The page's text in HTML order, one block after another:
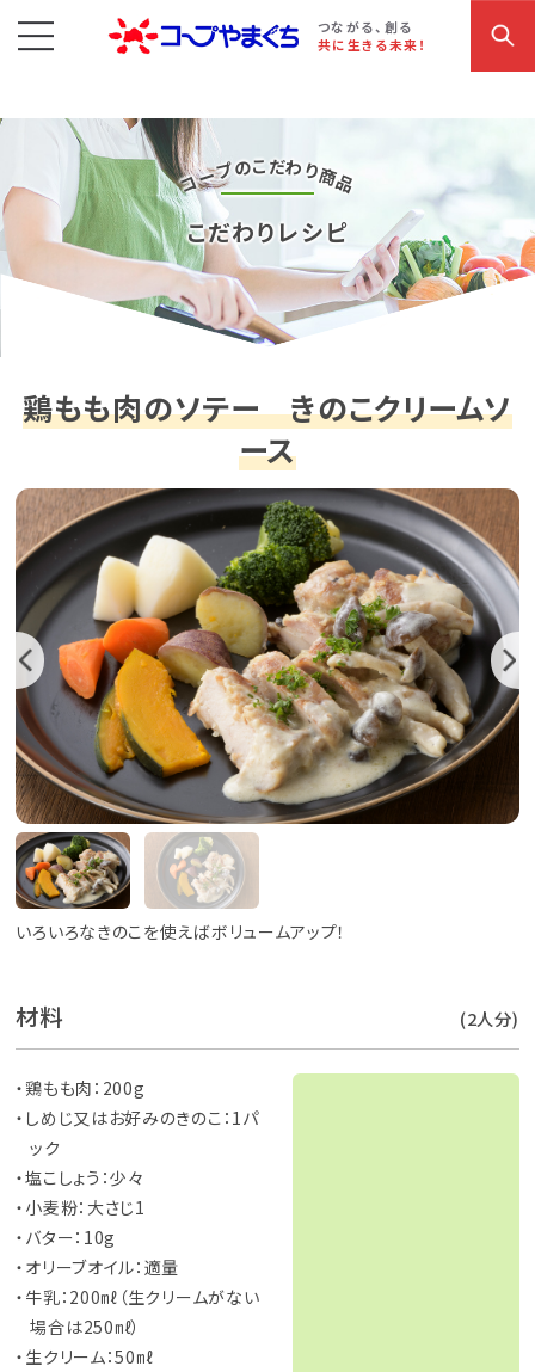
つながる、創る
共に生きる未来！
コープやまぐち お買い物・サービス こだわり商品 参加・イベント情報
コープのこだわり商品
こだわりレシピ
鶏もも肉のソテー きのこクリームソ
ース
いろいろなきのこを使えばボリュームアップ！
材料 (2人分)
・鶏もも肉：200g
・しめじ又はお好みのきのこ：1パ
ック
・塩こしょう：少々
・小麦粉：大さじ1
・バター：10g
・オリーブオイル：適量
・牛乳：200㎖（生クリームがない
場合は250㎖）
・生クリーム：50㎖